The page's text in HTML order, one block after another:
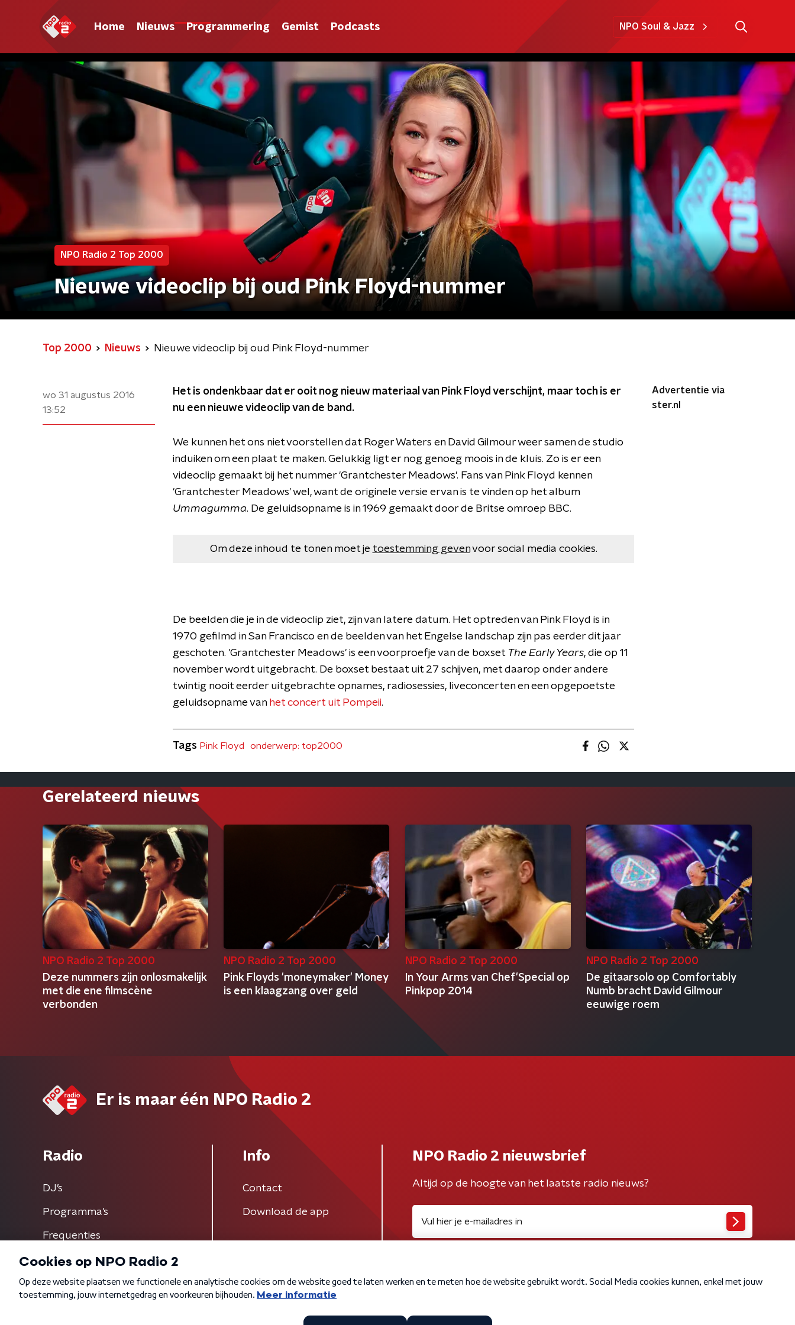
Home Nieuws Programmering Gemist Podcasts NPO Soul & Jazz
NPO Radio 2 Top 2000
Nieuwe videoclip bij oud Pink Floyd-nummer
Top 2000 Nieuws Nieuwe videoclip bij oud Pink Floyd-nummer
wo 31 augustus 2016
13:52
Het is ondenkbaar dat er ooit nog nieuw materiaal van Pink Floyd verschijnt, maar toch is er
nu een nieuwe videoclip van de band.
We kunnen het ons niet voorstellen dat Roger Waters en David Gilmour weer samen de studio
induiken om een plaat te maken. Gelukkig ligt er nog genoeg moois in de kluis. Zo is er een
videoclip gemaakt bij het nummer 'Grantchester Meadows'. Fans van Pink Floyd kennen
'Grantchester Meadows' wel, want de originele versie ervan is te vinden op het album
Ummagumma. De geluidsopname is in 1969 gemaakt door de Britse omroep BBC.
Om deze inhoud te tonen moet je toestemming gevenvoor social media cookies.
De beelden die je in de videoclip ziet, zijn van latere datum. Het optreden van Pink Floyd is in
1970 gefilmd in San Francisco en de beelden van het Engelse landschap zijn pas eerder dit jaar
geschoten. 'Grantchester Meadows' is een voorproefje van de boxset The Early Years, die op 11
november wordt uitgebracht. De boxset bestaat uit 27 schijven, met daarop onder andere
twintig nooit eerder uitgebrachte opnames, radiosessies, liveconcerten en een opgepoetste
geluidsopname van het concert uit Pompeii.
Advertentie via
ster.nl
Tags Pink Floyd onderwerp: top2000
Gerelateerd nieuws
NPO Radio 2 Top 2000
Deze nummers zijn onlosmakelijk
met die ene filmscène
verbonden
NPO Radio 2 Top 2000
Pink Floyds 'moneymaker' Money
is een klaagzang over geld
NPO Radio 2 Top 2000
In Your Arms van Chef'Special op
Pinkpop 2014
NPO Radio 2 Top 2000
De gitaarsolo op Comfortably
Numb bracht David Gilmour
eeuwige roem
Er is maar één NPO Radio 2
Radio
DJ’s
Programma's
Frequenties
Info
Contact
Download de app
NPO Radio 2 nieuwsbrief
Altijd op de hoogte van het laatste radio nieuws?
Algemene voorwaarden Privacybeleid